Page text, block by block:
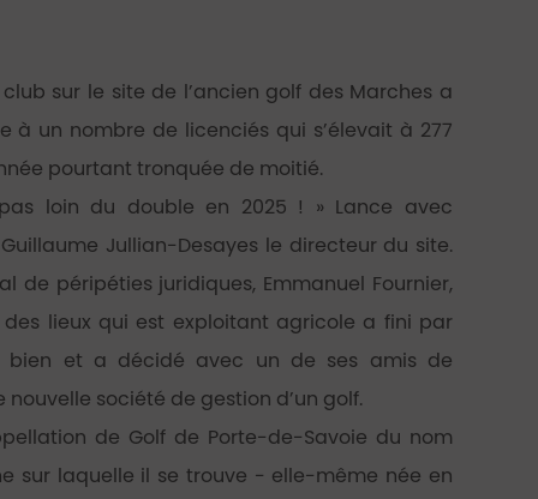
club sur le site de l’ancien golf des Marches a
à un nombre de licenciés qui s’élevait à 277
pourtant tronquée de moitié.
pas loin du double en 2025 ! » Lance avec
Jullian-Desayes le directeur du site.
de péripéties juridiques, Emmanuel Fournier,
lieux qui est exploitant agricole a fini par
bien et a décidé avec un de ses amis de
nouvelle société de gestion d’un golf.
de Golf de Porte-de-Savoie du nom
sur laquelle il se trouve - elle-même née en